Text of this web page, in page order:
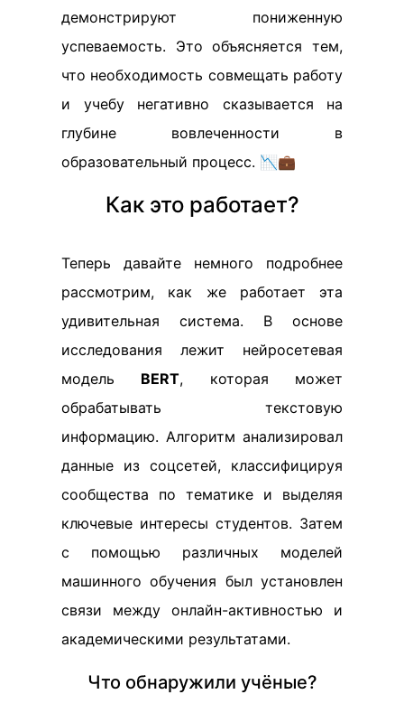
демонстрируют пониженную
успеваемость. Это объясняется тем,
что необходимость совмещать работу
и учебу негативно сказывается на
глубине вовлеченности в
образовательный процесс. 📉💼
Как это работает?
Теперь давайте немного подробнее
рассмотрим, как же работает эта
удивительная система. В основе
исследования лежит нейросетевая
модель BERT, которая может
обрабатывать текстовую
информацию. Алгоритм анализировал
данные из соцсетей, классифицируя
сообщества по тематике и выделяя
ключевые интересы студентов. Затем
с помощью различных моделей
машинного обучения был установлен
связи между онлайн-активностью и
академическими результатами.
Что обнаружили учёные?